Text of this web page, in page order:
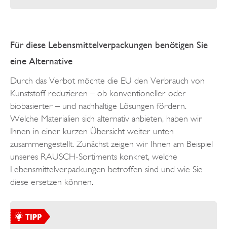
Für diese Lebensmittelverpackungen benötigen Sie
eine Alternative
Durch das Verbot möchte die EU den Verbrauch von
Kunststoff reduzieren – ob konventioneller oder
biobasierter – und nachhaltige Lösungen fördern.
Welche Materialien sich alternativ anbieten, haben wir
Ihnen in einer kurzen Übersicht weiter unten
zusammengestellt. Zunächst zeigen wir Ihnen am Beispiel
unseres RAUSCH-Sortiments konkret, welche
Lebensmittelverpackungen betroffen sind und wie Sie
diese ersetzen können.